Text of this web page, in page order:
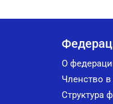
О
Членство
Структура